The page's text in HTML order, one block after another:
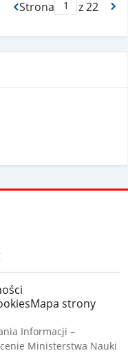
Strona
Max Stronaz 22
Mapa strony
Informacji –
Ministerstwa Nauki